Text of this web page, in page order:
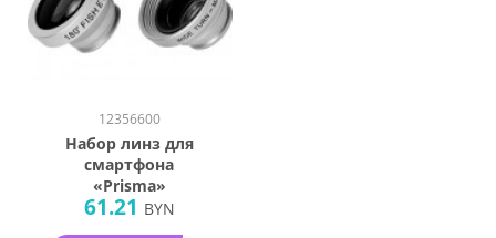
12356600
Набор линз для
смартфона
«Prisma»
61.21 BYN